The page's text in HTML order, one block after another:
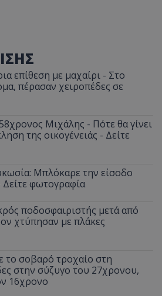
επίθεση με μαχαίρι - Στο
πέρασαν χειροπέδες σε
Μιχάλης - Πότε θα γίνει
της οικογένειάς - Δείτε
Μπλόκαρε την είσοδο
Δείτε φωτογραφία
ποδοσφαιριστής μετά από
χτύπησαν με πλάκες
το σοβαρό τροχαίο στη
στην σύζυγο του 27χρονου,
16χρονο